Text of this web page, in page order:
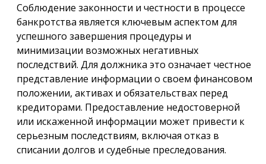
Соблюдение законности и честности в процессе
банкротства является ключевым аспектом для
успешного завершения процедуры и
минимизации возможных негативных
последствий. Для должника это означает честное
представление информации о своем финансовом
положении, активах и обязательствах перед
кредиторами. Предоставление недостоверной
или искаженной информации может привести к
серьезным последствиям, включая отказ в
списании долгов и судебные преследования.